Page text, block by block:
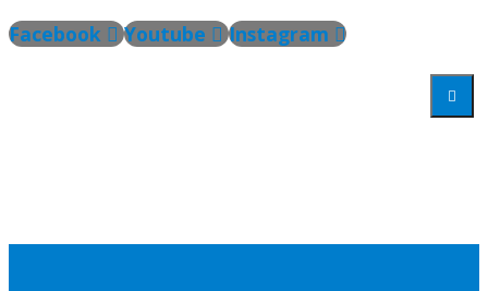
Facebook Youtube Instagram